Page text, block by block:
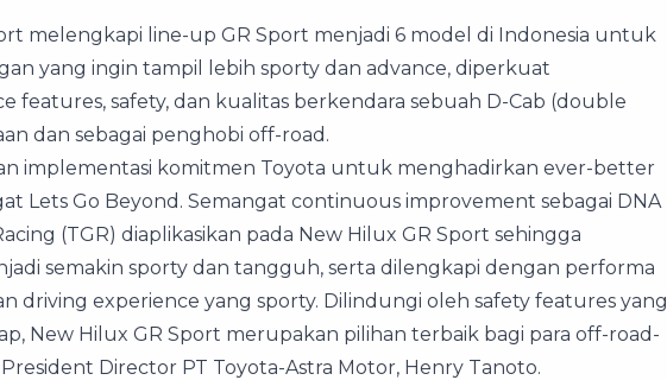
melengkapi line-up GR Sport menjadi 6 model di Indonesia untuk
yang ingin tampil lebih sporty dan advance, diperkuat
features, safety, dan kualitas berkendara sebuah D-Cab (double
dan sebagai penghobi off-road.
implementasi komitmen Toyota untuk menghadirkan ever-better
Lets Go Beyond. Semangat continuous improvement sebagai DNA
(TGR) diaplikasikan pada New Hilux GR Sport sehingga
semakin sporty dan tangguh, serta dilengkapi dengan performa
driving experience yang sporty. Dilindungi oleh safety features yang
New Hilux GR Sport merupakan pilihan terbaik bagi para off-road-
Director PT Toyota-Astra Motor, Henry Tanoto.